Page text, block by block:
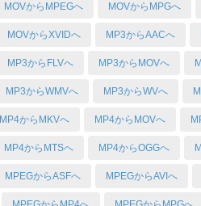
MOVからMPEGへ MOVからMPGへ
MOVからXVIDへ MP3からAACへ
MP3からFLVへ MP3からMOVへ
MP3からWMVへ MP3からWVへ
MP4からMKVへ MP4からMOVへ
MP4からMTSへ MP4からOGGへ
MPEGからASFへ MPEGからAVIへ